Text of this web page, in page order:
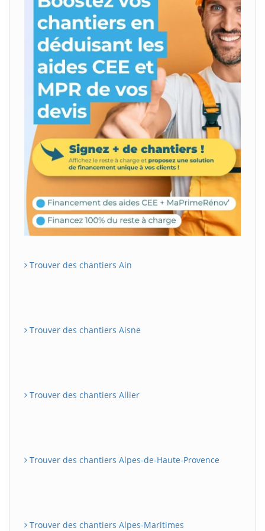
Trouver des chantiers Ain
Trouver des chantiers Aisne
Trouver des chantiers Allier
Trouver des chantiers Alpes-de-Haute-Provence
Trouver des chantiers Alpes-Maritimes